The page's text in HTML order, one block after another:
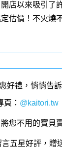
店以來吸引了
估價！不火燒
好禮，悄悄告
頁 ： @kaitori.tw
您不用的寶貝
言五星好評，